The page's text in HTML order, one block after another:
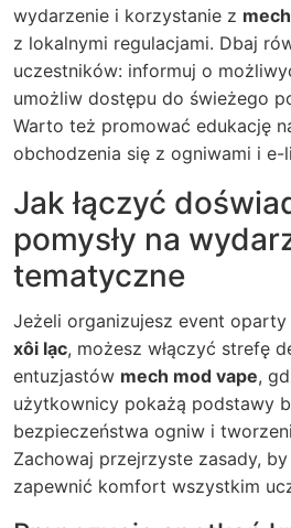
wydarzenie i korzystanie z
z lokalnymi regulacjami. Dbaj
uczestników: informuj o
umożliw dostępu do świeżego
Warto też promować edukację
obchodzenia się z ogniwami i e-
Jak łączyć
pomysły na
tematyczne
Jeżeli organizujesz event
xôi lạc, możesz włączyć strefę
entuzjastów mech mod vape,
użytkownicy pokażą podstawy
bezpieczeństwa ogniw i
Zachowaj przejrzyste zasady,
zapewnić komfort wszystkim